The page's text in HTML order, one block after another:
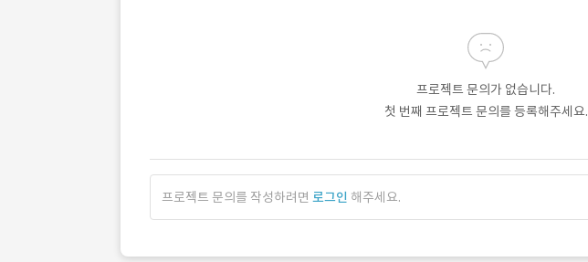
프로젝트 문의가 없습니다.
첫 번째 프로젝트 문의를 등록해주세요.
프로젝트 문의를 작성하려면 로그인 해주세요.